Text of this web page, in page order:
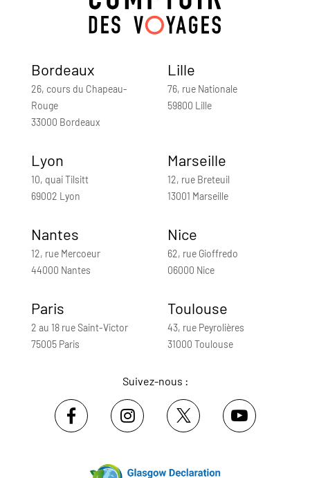
Bordeaux
26, cours du Chapeau-
Rouge
33000 Bordeaux
Lille
76, rue Nationale
59800 Lille
Lyon
10, quai Tilsitt
69002 Lyon
Marseille
12, rue Breteuil
13001 Marseille
Nantes
12, rue Mercoeur
44000 Nantes
Nice
62, rue Gioffredo
06000 Nice
Paris
2 au 18 rue Saint-Victor
75005 Paris
Toulouse
43, rue Peyrolières
31000 Toulouse
Suivez-nous :